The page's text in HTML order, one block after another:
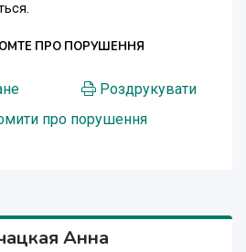
ПРО ПОРУШЕННЯ
Роздрукувати
про порушення
Анна